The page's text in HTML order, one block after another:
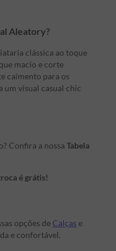
Aleatory?
clássica ao toque
macio e corte
caimento para os
um visual casual chic
Confira a nossa Tabela
é grátis!
opções de Calças e
e confortável.